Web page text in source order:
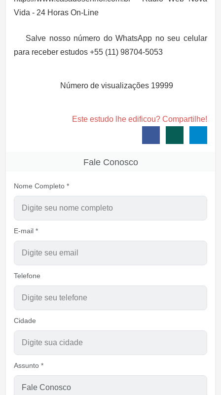
Vida - 24 Horas On-Line
Salve nosso número do WhatsApp no seu celular
para receber estudos +55 (11) 98704-5053
Número de visualizações 19999
Este estudo lhe edificou? Compartilhe!
Fale Conosco
Nome Completo *
E-mail *
Telefone
Cidade
Assunto *